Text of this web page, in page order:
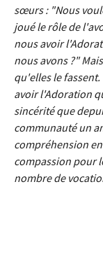
sœurs : "Nous
joué le rôle de
nous avoir
nous avons ?"
qu'elles le
avoir l'Adoration
sincérité que
communauté un
compréhension
compassion pour
nombre de